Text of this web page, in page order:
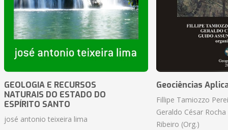
GEOLOGIA E RECURSOS
NATURAIS DO ESTADO DO
ESPÍRITO SANTO
josé antonio teixeira lima
Geociências
Fillipe Tamiozzo
Geraldo César
Ribeiro (Org.)